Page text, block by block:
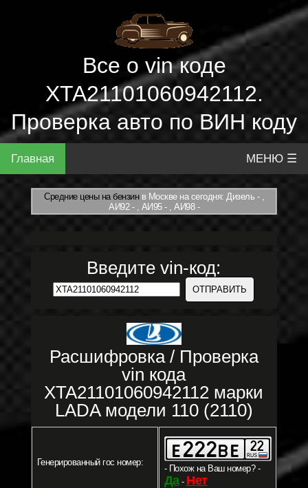
Все о vin коде
XTA21101060942112.
Проверка авто по ВИН коду
Главная МЕНЮ ☰
Средние цены на бензинв Москве на сегодня: Дизель - ,
АИ92 - , АИ95 - , АИ98 -
Введите vin-код:
Расшифровка / Проверка
vin кода
XTA21101060942112 марки
LADA модели 110 (2110)
Генерированный гос номер:
- Похож на Ваш номер? -
Да- Нет